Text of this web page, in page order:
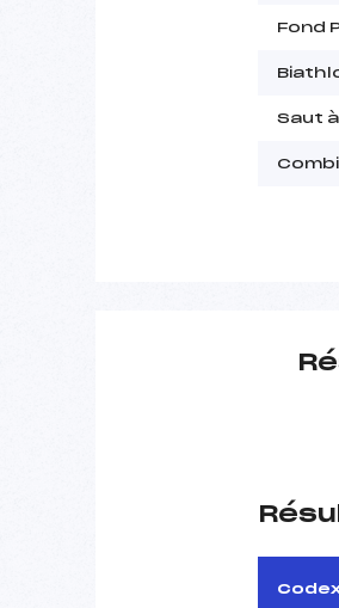
Fond
Saut